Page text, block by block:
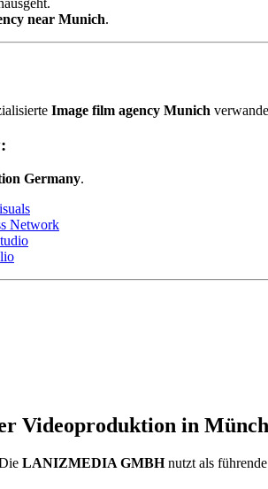
near Munich.
Image film agency Munich
Germany.
Network
Videoproduktion in
LANIZMEDIA GMBHnutzt als